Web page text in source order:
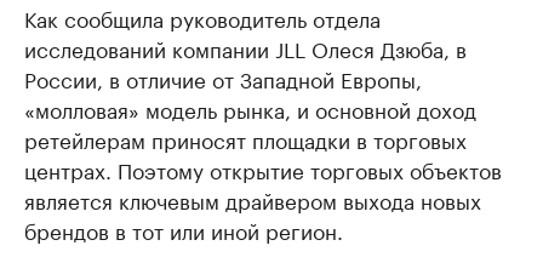
Как сообщила руководитель отдела
исследований компании JLL Олеся Дзюба, в
России, в отличие от Западной Европы,
«молловая» модель рынка, и основной доход
ретейлерам приносят площадки в торговых
центрах. Поэтому открытие торговых объектов
является ключевым драйвером выхода новых
брендов в тот или иной регион.